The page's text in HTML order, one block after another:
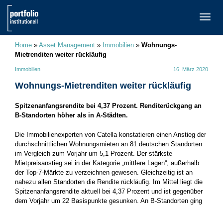
Home » Asset Management » Immobilien » Wohnungs-
Mietrenditen weiter rückläufig
Immobilien 16. März 2020
Wohnungs-Mietrenditen weiter rückläufig
Spitzenanfangsrendite bei 4,37 Prozent. Renditerückgang an
B-Standorten höher als in A-Städten.
Die Immobilienexperten von Catella konstatieren einen Anstieg der
durchschnittlichen Wohnungsmieten an 81 deutschen Standorten
im Vergleich zum Vorjahr um 5,1 Prozent. Der stärkste
Mietpreisanstieg sei in der Kategorie „mittlere Lagen“, außerhalb
der Top-7-Märkte zu verzeichnen gewesen. Gleichzeitig ist an
nahezu allen Standorten die Rendite rückläufig. Im Mittel liegt die
Spitzenanfangsrendite aktuell bei 4,37 Prozent und ist gegenüber
dem Vorjahr um 22 Basispunkte gesunken. An B-Standorten ging